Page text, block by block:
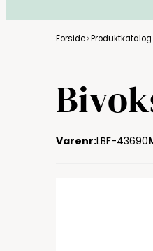
Forside Produktkatalog
Little
Varenr:LBF-43690